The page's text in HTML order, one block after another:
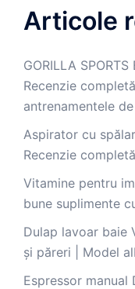
Articole
GORILLA
Recenzie
antrenamentele
Aspirator cu
Recenzie
Vitamine pentru
bune suplimente
Dulap lavoar baie
și păreri | Model
Espressor manual